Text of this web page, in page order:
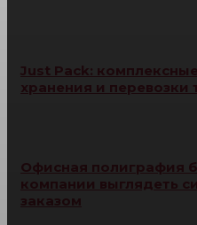
Just Pack:
хранения и перевозки
Офисная полиграфия
компании выглядеть
заказом